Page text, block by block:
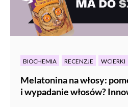
BIOCHEMIA RECENZJE WCIERKI
Melatonina na włosy:
i wypadanie włosów?